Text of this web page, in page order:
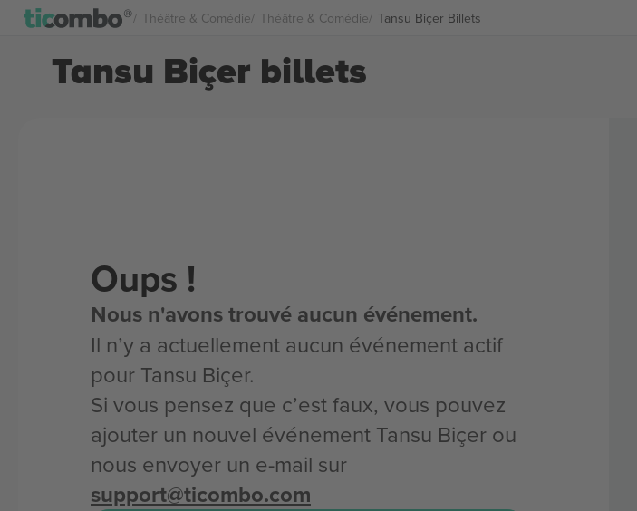
Théâtre & Comédie Théâtre & Comédie Tansu Biçer Billets
Tansu Biçer billets
Oups !
Nous n'avons trouvé aucun événement.
Il n’y a actuellement aucun événement actif
pour Tansu Biçer.
Si vous pensez que c’est faux, vous pouvez
ajouter un nouvel événement Tansu Biçer ou
nous envoyer un e-mail sur
support@ticombo.com